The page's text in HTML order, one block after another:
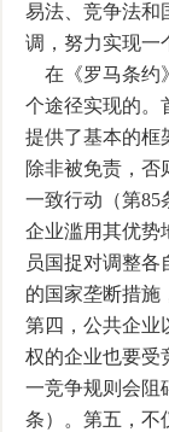
易法、竞争法和
调，努力实现一
在《罗马条约
个途径实现的。
提供了基本的框
除非被免责，否
一致行动（第85
企业滥用其优势
员国捉对调整
的国家垄断措施
第四，公共企业
权的企业也要受
一竞争规则会阻
条）。第五，不